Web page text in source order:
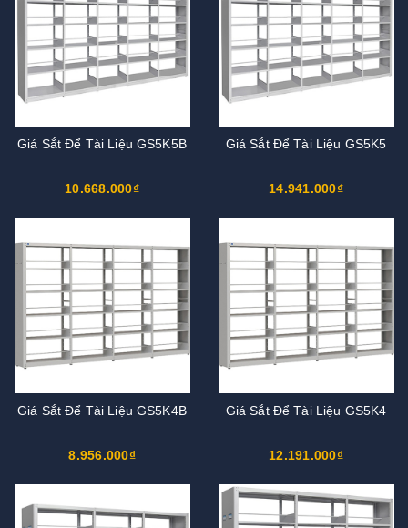
Giá Sắt Để Tài Liệu GS5K5B
10.668.000₫
Giá Sắt Để Tài Liệu GS5K5
14.941.000₫
Giá Sắt Để Tài Liệu GS5K4B
8.956.000₫
Giá Sắt Để Tài Liệu GS5K4
12.191.000₫